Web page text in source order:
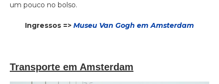
um pouco no bolso.
Ingressos => Museu Van Gogh em Amsterdam
Transporte em Amsterdam